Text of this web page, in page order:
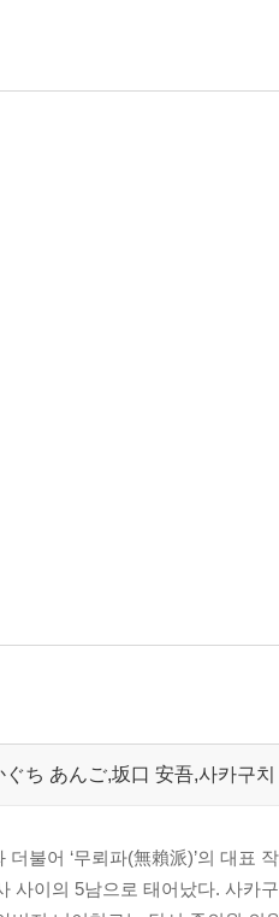
ち あんご,坂口 安吾,사카구
불어 ‘무뢰파(無賴派)’의 대표
사이의 5남으로 태어났다. 사카